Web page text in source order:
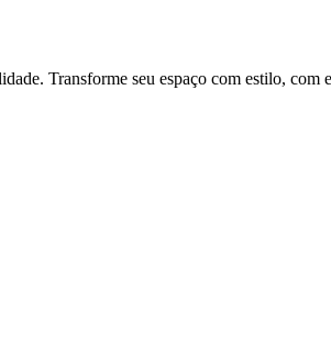
Transforme seu espaço com estilo, com